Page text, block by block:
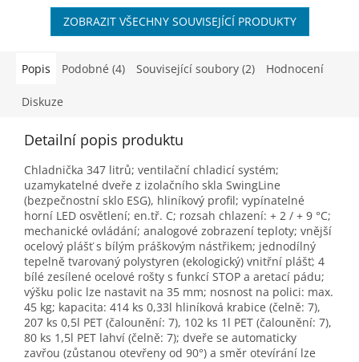
ZOBRAZIT VŠECHNY SOUVISEJÍCÍ PRODUKTY
Popis Podobné (4) Související soubory (2) Hodnocení
Diskuze
Detailní popis produktu
Chladnička 347 litrů; ventilační chladicí systém;
uzamykatelné dveře z izolačního skla SwingLine
(bezpečnostní sklo ESG), hliníkový profil; vypínatelné
horní LED osvětlení; en.tř. C; rozsah chlazení: + 2 / + 9 °C;
mechanické ovládání; analogové zobrazení teploty; vnější
ocelový plášť s bílým práškovým nástřikem; jednodílný
tepelně tvarovaný polystyren (ekologický) vnitřní plášť; 4
bílé zesílené ocelové rošty s funkcí STOP a aretací pádu;
výšku polic lze nastavit na 35 mm; nosnost na polici: max.
45 kg; kapacita: 414 ks 0,33l hliníková krabice (čelně: 7),
207 ks 0,5l PET (čalounění: 7), 102 ks 1l PET (čalounění: 7),
80 ks 1,5l PET lahví (čelně: 7); dveře se automaticky
zavřou (zůstanou otevřeny od 90°) a směr otevírání lze